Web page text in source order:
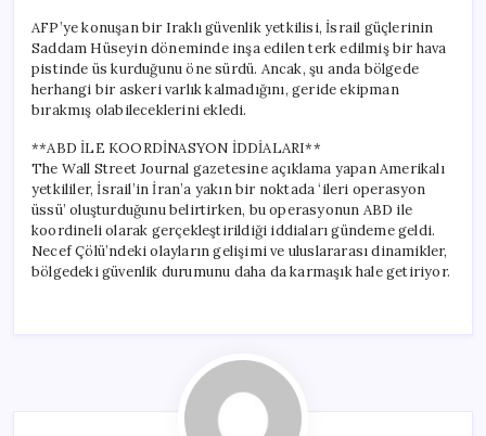
AFP’ye konuşan bir Iraklı güvenlik yetkilisi, İsrail güçlerinin
Saddam Hüseyin döneminde inşa edilen terk edilmiş bir hava
pistinde üs kurduğunu öne sürdü. Ancak, şu anda bölgede
herhangi bir askeri varlık kalmadığını, geride ekipman
bırakmış olabileceklerini ekledi.
**ABD İLE KOORDİNASYON İDDİALARI**
The Wall Street Journal gazetesine açıklama yapan Amerikalı
yetkililer, İsrail’in İran’a yakın bir noktada ‘ileri operasyon
üssü’ oluşturduğunu belirtirken, bu operasyonun ABD ile
koordineli olarak gerçekleştirildiği iddiaları gündeme geldi.
Necef Çölü’ndeki olayların gelişimi ve uluslararası dinamikler,
bölgedeki güvenlik durumunu daha da karmaşık hale getiriyor.